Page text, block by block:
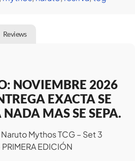
Reviews
NOVIEMBRE 2026
EXACTA SE
MAS SE SEPA.
Mythos TCG – Set 3
EDICIÓN